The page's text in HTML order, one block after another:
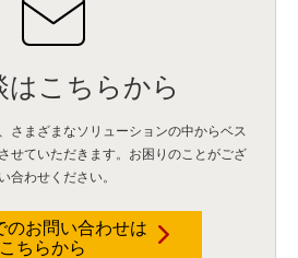
はこちらから
さまざまなソリューションの中からベス
せていただきます。お困りのことがござ
合わせください。
のお問い合わせは
こちらから